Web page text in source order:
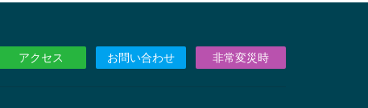
アクセス お問い合わせ 非常変災時